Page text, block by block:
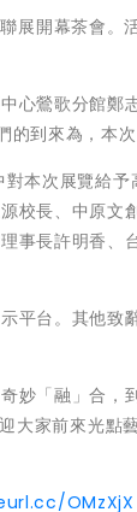
開幕茶會。
心鶯歌分館鄭
到來為，本次
本次展覽給
校長、中原文
事長許明香、
平台。其他致
妙「融」合，
大家前來光點
OMzXjX